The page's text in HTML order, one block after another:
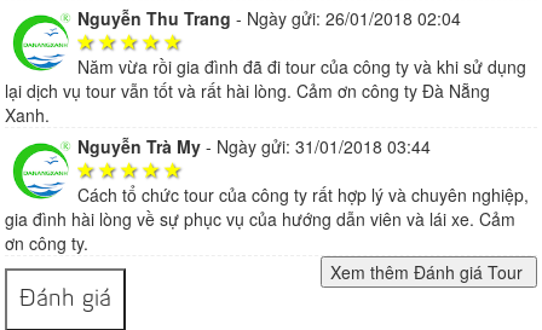
Nguyễn Thu Trang - Ngày gửi: 26/01/2018 02:04
Năm vừa rồi gia đình đã đi tour của công ty và khi sử dụng
lại dịch vụ tour vẫn tốt và rất hài lòng. Cảm ơn công ty Đà Nẵng
Xanh.
Nguyễn Trà My - Ngày gửi: 31/01/2018 03:44
Cách tổ chức tour của công ty rất hợp lý và chuyên nghiệp,
gia đình hài lòng về sự phục vụ của hướng dẫn viên và lái xe. Cảm
ơn công ty.
Đánh giá